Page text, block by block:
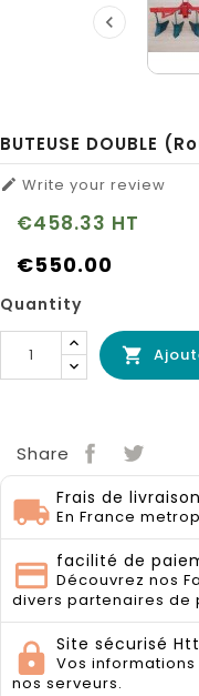

BUTEUSE DOUBLE
 Write your review
€458.33 HT
€550.00
Quantity

Share
Frais de
En France
facilité de
Découvrez nos
divers partenaires de
Site sécurisé
Vos
nos serveurs.